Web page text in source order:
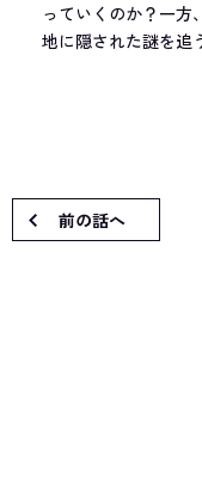
っていくのか？一方
地に隠された謎を追
前の話へ